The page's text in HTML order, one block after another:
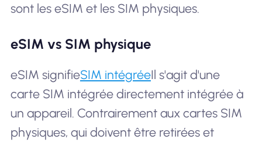
sont les eSIM et les SIM physiques.
eSIM vs SIM physique
eSIM signifieSIM intégréeIl s'agit d'une
carte SIM intégrée directement intégrée à
un appareil. Contrairement aux cartes SIM
physiques, qui doivent être retirées et